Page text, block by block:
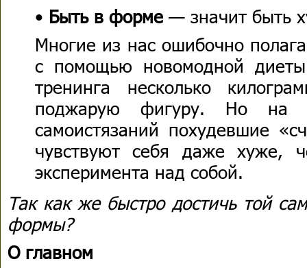
• Быть в форме — значит быть
Многие из нас ошибочно
с помощью новомодной диеты
тренинга несколько
поджарую фигуру. Но на
самоистязаний похудевшие
чувствуют себя даже хуже,
эксперимента над собой.
Так как же быстро достичь той
формы?
О главном